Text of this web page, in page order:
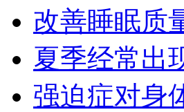
改善睡眠质
夏季经常出
强迫症对身